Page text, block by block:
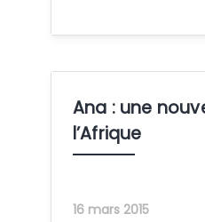
Ana : une
l’Afrique
16 mars 2015